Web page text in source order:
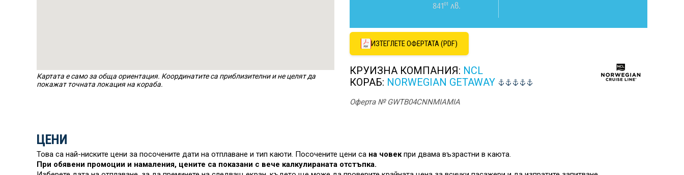
Картата е само за обща ориентация. Координатите са приблизителни и не целят да
покажат точната локация на кораба.
84101 лв.
ИЗТЕГЛЕТЕ ОФЕРТАТА (PDF)
КРУИЗНА КОМПАНИЯ: NCL
КОРАБ: NORWEGIAN GETAWAY
Оферта № GWTB04CNNMIAMIA
ЦЕНИ
Това са най-ниските цени за посочените дати на отплаване и тип каюти. Посочените цени са на човекпри двама възрастни в каюта.
При обявени промоции и намаления, цените са показани с вече калкулираната отстъпка.